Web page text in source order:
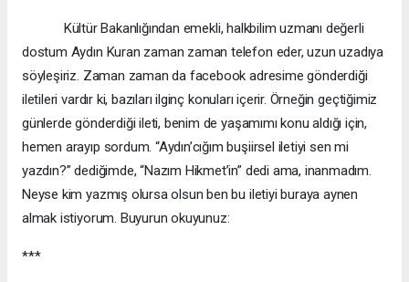
Kültür Bakanlığından emekli, halkbilim uzmanı değerli
dostum Aydın Kuran zaman zaman telefon eder, uzun uzadıya
söyleşiriz. Zaman zaman da facebook adresime gönderdiği
iletileri vardır ki, bazıları ilginç konuları içerir. Örneğin geçtiğimiz
günlerde gönderdiği ileti, benim de yaşamımı konu aldığı için,
hemen arayıp sordum. “Aydın’cığım buşiirsel iletiyi sen mi
yazdın?” dediğimde, “Nazım Hikmet’in” dedi ama, inanmadım.
Neyse kim yazmış olursa olsun ben bu iletiyi buraya aynen
almak istiyorum. Buyurun okuyunuz:
***